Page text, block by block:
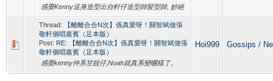
感覺Kenny這身造型出自軒仔造型師髪型師, 妙絕
Thread:
【離離合合N次】係真愛呀！關智斌做張
敬軒個唱嘉賓（足本版）
Post: RE: 【離離合合N次】係真愛呀！關智斌做張
敬軒個唱嘉賓（足本版）
感覺kenny仲系甘靚仔,Noah就真系變曬樣了。
Hoi999 Gossips /